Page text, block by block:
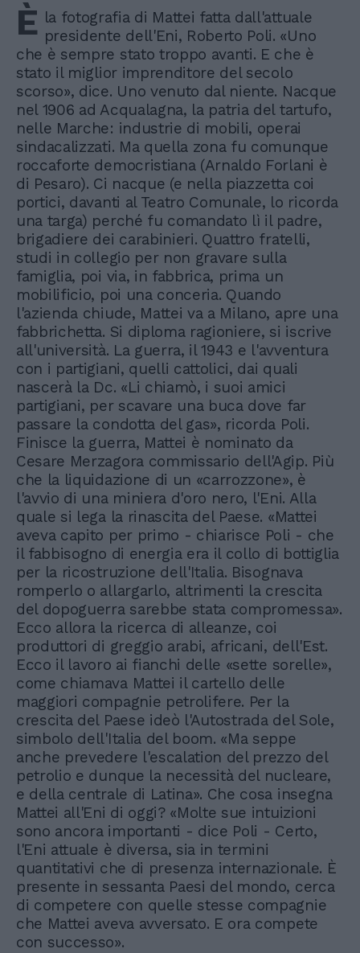
È la fotografia di Mattei fatta dall'attuale
presidente dell'Eni, Roberto Poli. «Uno
che è sempre stato troppo avanti. E che è
stato il miglior imprenditore del secolo
scorso», dice. Uno venuto dal niente. Nacque
nel 1906 ad Acqualagna, la patria del tartufo,
nelle Marche: industrie di mobili, operai
sindacalizzati. Ma quella zona fu comunque
roccaforte democristiana (Arnaldo Forlani è
di Pesaro). Ci nacque (e nella piazzetta coi
portici, davanti al Teatro Comunale, lo ricorda
una targa) perché fu comandato lì il padre,
brigadiere dei carabinieri. Quattro fratelli,
studi in collegio per non gravare sulla
famiglia, poi via, in fabbrica, prima un
mobilificio, poi una conceria. Quando
l'azienda chiude, Mattei va a Milano, apre una
fabbrichetta. Si diploma ragioniere, si iscrive
all'università. La guerra, il 1943 e l'avventura
con i partigiani, quelli cattolici, dai quali
nascerà la Dc. «Li chiamò, i suoi amici
partigiani, per scavare una buca dove far
passare la condotta del gas», ricorda Poli.
Finisce la guerra, Mattei è nominato da
Cesare Merzagora commissario dell'Agip. Più
che la liquidazione di un «carrozzone», è
l'avvio di una miniera d'oro nero, l'Eni. Alla
quale si lega la rinascita del Paese. «Mattei
aveva capito per primo - chiarisce Poli - che
il fabbisogno di energia era il collo di bottiglia
per la ricostruzione dell'Italia. Bisognava
romperlo o allargarlo, altrimenti la crescita
del dopoguerra sarebbe stata compromessa».
Ecco allora la ricerca di alleanze, coi
produttori di greggio arabi, africani, dell'Est.
Ecco il lavoro ai fianchi delle «sette sorelle»,
come chiamava Mattei il cartello delle
maggiori compagnie petrolifere. Per la
crescita del Paese ideò l'Autostrada del Sole,
simbolo dell'Italia del boom. «Ma seppe
anche prevedere l'escalation del prezzo del
petrolio e dunque la necessità del nucleare,
e della centrale di Latina». Che cosa insegna
Mattei all'Eni di oggi? «Molte sue intuizioni
sono ancora importanti - dice Poli - Certo,
l'Eni attuale è diversa, sia in termini
quantitativi che di presenza internazionale. È
presente in sessanta Paesi del mondo, cerca
di competere con quelle stesse compagnie
che Mattei aveva avversato. E ora compete
con successo».